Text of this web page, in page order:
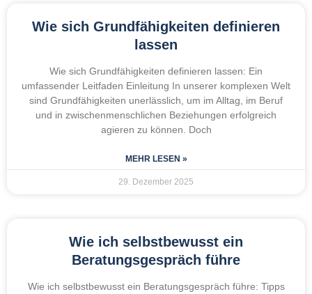
Wie sich Grundfähigkeiten definieren
lassen
Wie sich Grundfähigkeiten definieren lassen: Ein
umfassender Leitfaden Einleitung In unserer komplexen Welt
sind Grundfähigkeiten unerlässlich, um im Alltag, im Beruf
und in zwischenmenschlichen Beziehungen erfolgreich
agieren zu können. Doch
MEHR LESEN »
29. Dezember 2025
Wie ich selbstbewusst ein
Beratungsgespräch führe
Wie ich selbstbewusst ein Beratungsgespräch führe: Tipps